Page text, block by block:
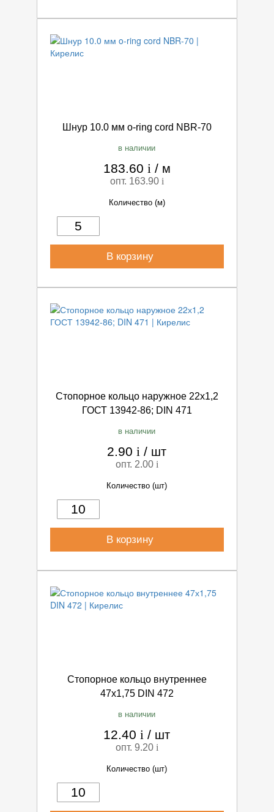
Шнур 10.0 мм o-ring cord NBR-70
в наличии
183.60 i / м
опт. 163.90 i
Количество (м)
В корзину
Стопорное кольцо наружное 22х1,2
ГОСТ 13942-86; DIN 471
в наличии
2.90i / шт
опт. 2.00 i
Количество (шт)
В корзину
Стопорное кольцо внутреннее
47х1,75 DIN 472
в наличии
12.40i / шт
опт. 9.20 i
Количество (шт)